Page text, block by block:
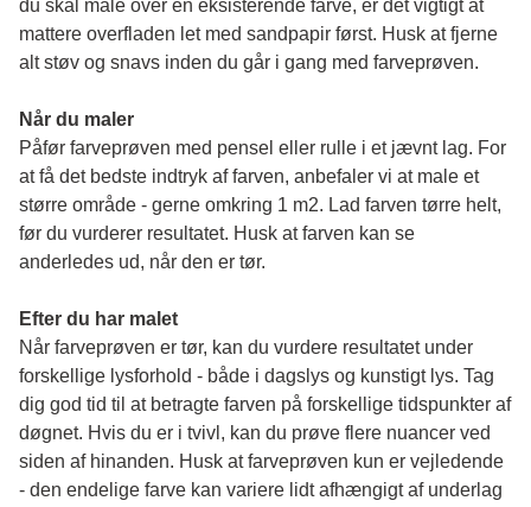
du skal male over en eksisterende farve, er det vigtigt at
mattere overfladen let med sandpapir først. Husk at fjerne
alt støv og snavs inden du går i gang med farveprøven.
Når du maler
Påfør farveprøven med pensel eller rulle i et jævnt lag. For
at få det bedste indtryk af farven, anbefaler vi at male et
større område - gerne omkring 1 m2. Lad farven tørre helt,
før du vurderer resultatet. Husk at farven kan se
anderledes ud, når den er tør.
Efter du har malet
Når farveprøven er tør, kan du vurdere resultatet under
forskellige lysforhold - både i dagslys og kunstigt lys. Tag
dig god tid til at betragte farven på forskellige tidspunkter af
døgnet. Hvis du er i tvivl, kan du prøve flere nuancer ved
siden af hinanden. Husk at farveprøven kun er vejledende
- den endelige farve kan variere lidt afhængigt af underlag